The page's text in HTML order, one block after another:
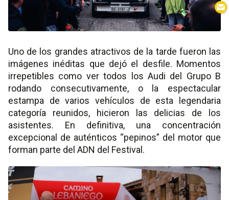
Uno de los grandes atractivos de la tarde fueron las
imágenes inéditas que dejó el desfile. Momentos
irrepetibles como ver todos los Audi del Grupo B
rodando consecutivamente, o la espectacular
estampa de varios vehículos de esta legendaria
categoría reunidos, hicieron las delicias de los
asistentes. En definitiva, una concentración
excepcional de auténticos “pepinos” del motor que
forman parte del ADN del Festival.